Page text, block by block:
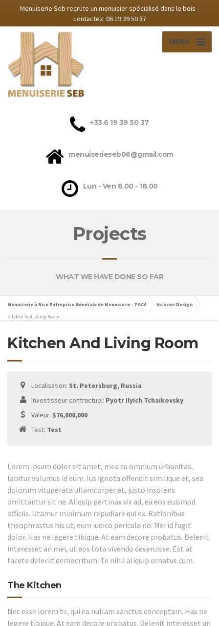
Menuiserie Seb recrute un menuisier spécialisé dans le bois -
contactez: 06 19 39 50 37‬
MENU
‭+33 6 19 39 50 37‬
menuiserieseb06@gmail.com
Lun - Ven 8.00 - 18.00
Projects
WHAT WE HAVE DONE SO FAR
Menuiserie à Nice Entreprise Générale de Menuiserie - PACA
Interior Design
Kitchen And Living Room
Kitchen And Living Room
Localisation: St. Petersburg, Russia
Investisseur contractuel: Pyotr Ilyich Tchaikovsky
Valeur: $76,000,000
Test: Test
Lorem ipsum dolor sit amet, mea cu omnium urbanitas,
labitur volumus id eum. Ius ignota offendit similique et, sea
dolorum vituperata ullamcorper et, justo insolens
omittantur sit ne. Aliquip pertinax vix ad, ea eos euismod
officiis. Utamur minimum repudiare qui ex. Rationibus
theophrastus his ut, eum iudico pericula no. Mei id fugit
dolor. Has ne legere tibique. At eam decore probatus. Delenit
interesset an mei, ut eos tota vivendo deseruisse. Est at
facete delenit democritum. Te nihil aliquip ornatus cum.
The Kitchen
Nec esse lorem te, qui ea nullam sanctus conceptam. Has ne
legere tibique. At eam decore probatus. Delenit interesset an